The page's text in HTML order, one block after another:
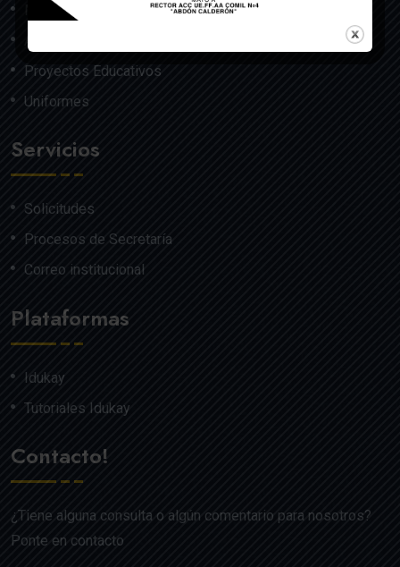
Misión y Visión
Proyectos Educativos
Uniformes
Servicios
Solicitudes
Procesos de Secretaría
Correo institucional
Plataformas
Idukay
Tutoriales Idukay
Contacto!
¿Tiene alguna consulta o algún comentario para nosotros?
Ponte en contacto